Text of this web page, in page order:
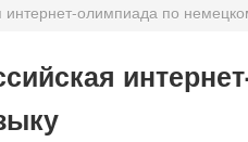
интернет-олимпиада по